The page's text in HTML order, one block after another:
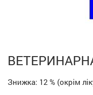
Знижка: 12 % (окрім